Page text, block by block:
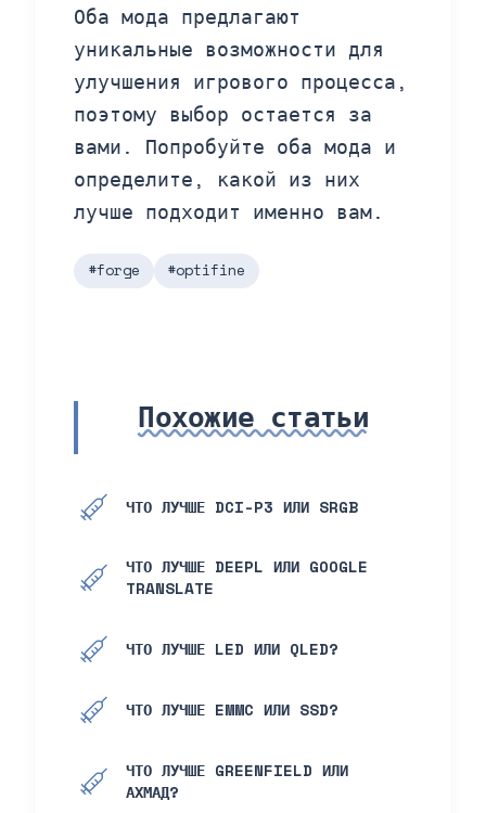
Оба мода предлагают
уникальные возможности для
улучшения игрового процесса,
поэтому выбор остается за
вами. Попробуйте оба мода и
определите, какой из них
лучше подходит именно вам.
#forge #optifine
Похожие статьи
ЧТО ЛУЧШЕ DCI-P3 ИЛИ SRGB
ЧТО ЛУЧШЕ DEEPL ИЛИ GOOGLE
TRANSLATE
ЧТО ЛУЧШЕ LED ИЛИ QLED?
ЧТО ЛУЧШЕ EMMC ИЛИ SSD?
ЧТО ЛУЧШЕ GREENFIELD ИЛИ
АХМАД?